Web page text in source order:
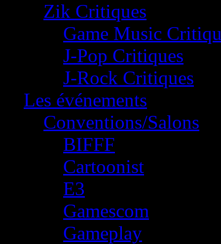
Zik Critiques
Game Music
J-Pop Critiques
J-Rock Critiques
Les événements
Conventions/Salons
BIFFF
Cartoonist
E3
Gamescom
Gameplay